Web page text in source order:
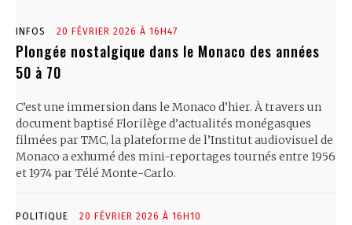
INFOS 20 FÉVRIER 2026 À 16H47
Plongée nostalgique dans le Monaco des années
50 à 70
C’est une immersion dans le Monaco d’hier. À travers un
document baptisé Florilège d’actualités monégasques
filmées par TMC, la plateforme de l’Institut audiovisuel de
Monaco a exhumé des mini-reportages tournés entre 1956
et 1974 par Télé Monte-Carlo.
POLITIQUE 20 FÉVRIER 2026 À 16H10